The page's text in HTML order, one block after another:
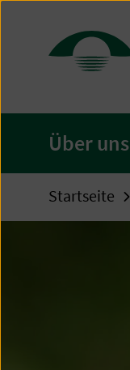
Zum
Seiteninhalt
springen
Über uns
Startseite